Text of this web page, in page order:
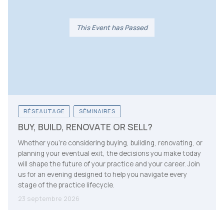
This Event has Passed
RÉSEAUTAGE SÉMINAIRES
BUY, BUILD, RENOVATE OR SELL?
Whether you're considering buying, building, renovating, or
planning your eventual exit, the decisions you make today
will shape the future of your practice and your career. Join
us for an evening designed to help you navigate every
stage of the practice lifecycle.
23 septembre 2026